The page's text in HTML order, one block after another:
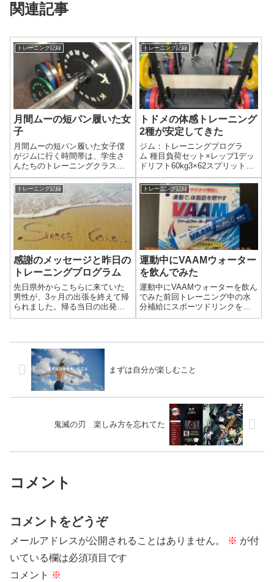
関連記事
トレーニング記録
月間ムーの短パン履いた女
子
月間ムーの短パン履いた女子僕
がジムに行く時間帯は、学生さ
んたちのトレーニングクラスと
同じ時間です。というより、僕
が元々行っていた時間帯が、移
転と同時に学生さんクラスの時
間帯になりました。僕がこの時
間じゃないと通えないので、ト
レーナーが「違う...
トレーニング記録
トドメの体感トレーニング
2種が安定してきた
ジム：トレーニングプログラ
ム 種目負荷セット×レップ1デッ
ドリフト60kg3×62スプリットス
クワット25kg3×83ケトルベル1
アームロウ20kg3×84オーバーヘ
ッドプレス30kg3×65ATRXサイ
ドプランクボディウエイト2×20
トレーニング記録
感謝のメッセージと昨日の
トレーニングプログラム
先日県外からこちらに来ていた
男性が、3ヶ月の出張を終えて帰
られました。帰る当日の出発時
（多分）にLINEでメッセージを
トレーニング記録
運動中にVAAMウォーター
を飲んでみた
運動中にVAAMウォーターを飲ん
でみた前回トレーニング中の水
分補給にスポーツドリンクを勧
められました。なのでせっかく
ァームウ...
まずは自分が楽しむこと
鬼滅の刃 楽しみ方を忘れてた
コメント
コメントをどうぞ
メールアドレスが公開されることはありません。 ※ が付
いている欄は必須項目です
コメント ※